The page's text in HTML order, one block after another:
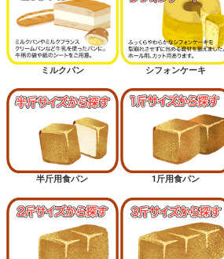
ミルクパン シフォンケーキ
半斤用食パン 1斤用食パン